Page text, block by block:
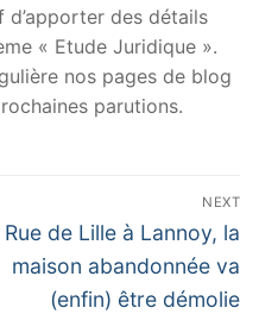
d’apporter des détails
« Etude Juridique ».
nos pages de blog
parutions.
NEXT
Next
post:
Rue de Lille à Lannoy, la
maison abandonnée va
(enfin) être démolie